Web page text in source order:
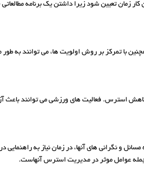
کار زمان تعیین شود زیرا داشتن یک برنامه
با تمرکز بر روش اولویت‌ ها، می‌ توانند به طور
کاهش استرس. فعالیت‌ های ورزشی می‌ توانند
و نگرانی‌ های آنها، در زمان نیاز به
جمله عوامل موثر در مدیریت استرس آنهاست.